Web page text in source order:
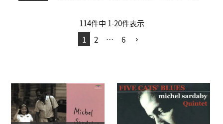
114件中 1-20件表示
1
2 … 6